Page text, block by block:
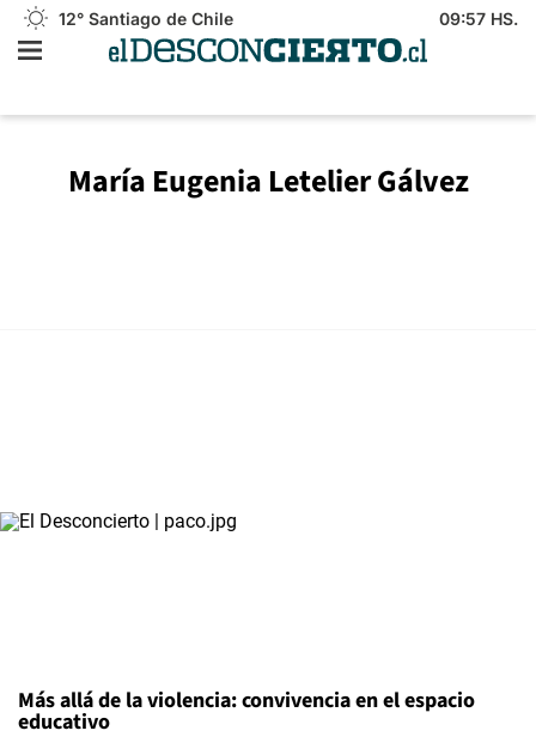
12° Santiago de Chile 09:57 HS.
María Eugenia Letelier Gálvez
Más allá de la violencia: convivencia en el espacio
educativo